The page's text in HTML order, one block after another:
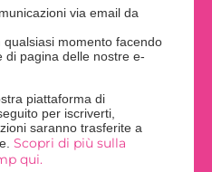
via email da
momento facendo
di pagina delle nostre e-
piattaforma di
per iscriverti,
saranno trasferite a
Scopri di più sulla
qui.